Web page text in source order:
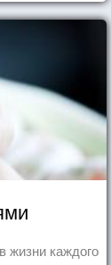
жизни каждого